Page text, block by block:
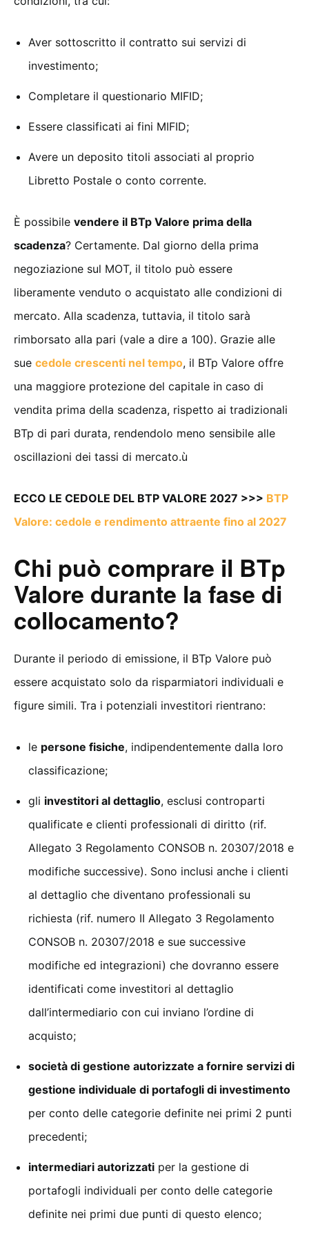
Aver sottoscritto il contratto sui servizi di
investimento;
Completare il questionario MIFID;
Essere classificati ai fini MIFID;
Avere un deposito titoli associati al proprio
Libretto Postale o conto corrente.
È possibile vendere il BTp Valore prima della
scadenza? Certamente. Dal giorno della prima
negoziazione sul MOT, il titolo può essere
liberamente venduto o acquistato alle condizioni di
mercato. Alla scadenza, tuttavia, il titolo sarà
rimborsato alla pari (vale a dire a 100). Grazie alle
sue cedole crescenti nel tempo, il BTp Valore offre
una maggiore protezione del capitale in caso di
vendita prima della scadenza, rispetto ai tradizionali
BTp di pari durata, rendendolo meno sensibile alle
oscillazioni dei tassi di mercato.ù
ECCO LE CEDOLE DEL BTP VALORE 2027 >>> BTP
Valore: cedole e rendimento attraente fino al 2027
Chi può comprare il BTp
Valore durante la fase di
collocamento?
Durante il periodo di emissione, il BTp Valore può
essere acquistato solo da risparmiatori individuali e
figure simili. Tra i potenziali investitori rientrano:
le persone fisiche, indipendentemente dalla loro
classificazione;
gli investitori al dettaglio, esclusi controparti
qualificate e clienti professionali di diritto (rif.
Allegato 3 Regolamento CONSOB n. 20307/2018 e
modifiche successive). Sono inclusi anche i clienti
al dettaglio che diventano professionali su
richiesta (rif. numero II Allegato 3 Regolamento
CONSOB n. 20307/2018 e sue successive
modifiche ed integrazioni) che dovranno essere
identificati come investitori al dettaglio
dall’intermediario con cui inviano l’ordine di
acquisto;
società di gestione autorizzate a fornire servizi di
gestione individuale di portafogli di investimento
per conto delle categorie definite nei primi 2 punti
precedenti;
intermediari autorizzati per la gestione di
portafogli individuali per conto delle categorie
definite nei primi due punti di questo elenco;